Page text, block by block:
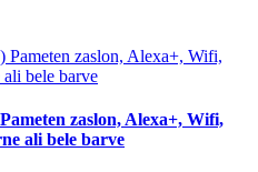
zaslon, Alexa+, Wifi,
ali bele barve